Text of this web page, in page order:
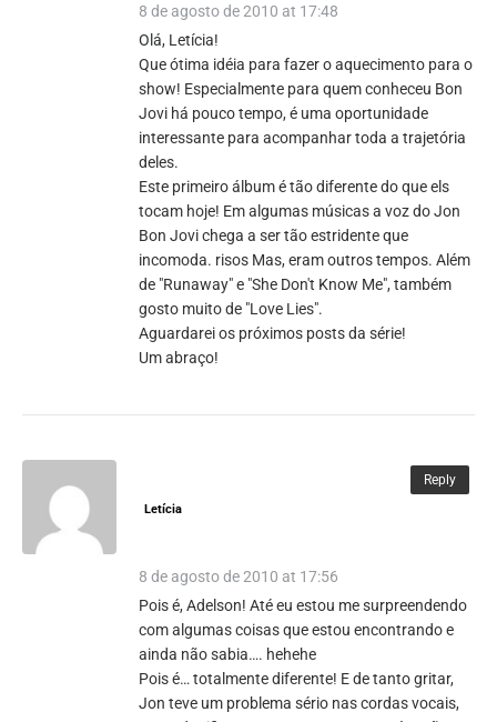
8 de agosto de 2010 at 17:48
Olá, Letícia!
Que ótima idéia para fazer o aquecimento para o
show! Especialmente para quem conheceu Bon
Jovi há pouco tempo, é uma oportunidade
interessante para acompanhar toda a trajetória
deles.
Este primeiro álbum é tão diferente do que els
tocam hoje! Em algumas músicas a voz do Jon
Bon Jovi chega a ser tão estridente que
incomoda. risos Mas, eram outros tempos. Além
de "Runaway" e "She Don't Know Me", também
gosto muito de "Love Lies".
Aguardarei os próximos posts da série!
Um abraço!
Reply
Letícia
8 de agosto de 2010 at 17:56
Pois é, Adelson! Até eu estou me surpreendendo
com algumas coisas que estou encontrando e
ainda não sabia…. hehehe
Pois é… totalmente diferente! E de tanto gritar,
Jon teve um problema sério nas cordas vocais,